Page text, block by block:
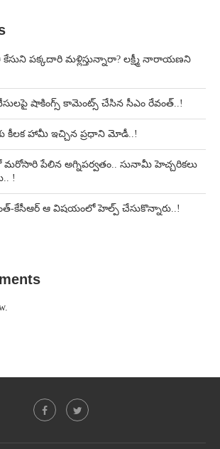
కేసుని పక్కదారి మళ్లిస్తున్నారా? లక్ష్మీ నారాయణని
షాకింగ్స్ కామెంట్స్ చేసిన సీఎం రేవంత్..!
కీలక హామీ ఇచ్చిన ప్రధాని మోడీ..!
మరోసారి పేలిన అగ్నిపర్వతం.. సునామీ హెచ్చరికలు
!
కేసీఆర్ ఆ విషయంలో హెల్ప్ చేసుకొన్నారు..!